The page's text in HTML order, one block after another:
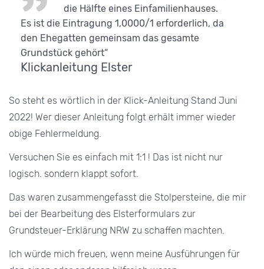
die Hälfte eines Einfamilienhauses.
Es ist die Eintragung 1,0000/1 erforderlich, da
den Ehegatten gemeinsam das gesamte
Grundstück gehört“
Klickanleitung Elster
So steht es wörtlich in der Klick-Anleitung Stand Juni
2022! Wer dieser Anleitung folgt erhält immer wieder
obige Fehlermeldung.
Versuchen Sie es einfach mit 1:1 ! Das ist nicht nur
logisch. sondern klappt sofort.
Das waren zusammengefasst die Stolpersteine, die mir
bei der Bearbeitung des Elsterformulars zur
Grundsteuer-Erklärung NRW zu schaffen machten.
Ich würde mich freuen, wenn meine Ausführungen für